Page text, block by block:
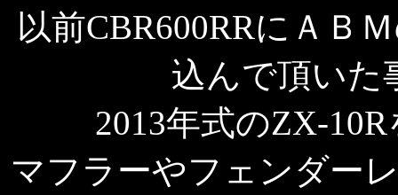
以前CBR600RRにＡＢ
込んで頂いた
2013年式のZX-
マフラーやフェンダー